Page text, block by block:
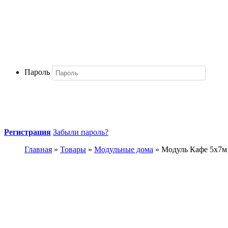
Пароль
Регистрация Забыли пароль?
Главная » Товары » Модульные дома » Модуль Кафе 5х7м